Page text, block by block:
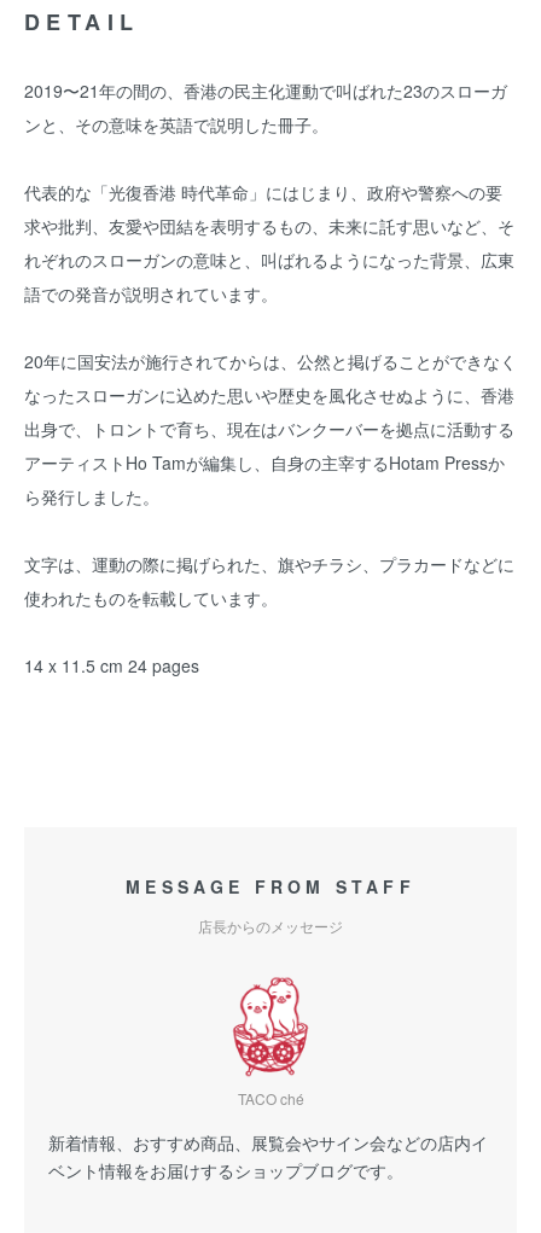
DETAIL
2019〜21年の間の、香港の民主化運動で叫ばれた23のスローガ
ンと、その意味を英語で説明した冊子。
代表的な「光復香港 時代革命」にはじまり、政府や警察への要
求や批判、友愛や団結を表明するもの、未来に託す思いなど、そ
れぞれのスローガンの意味と、叫ばれるようになった背景、広東
語での発音が説明されています。
20年に国安法が施行されてからは、公然と掲げることができなく
なったスローガンに込めた思いや歴史を風化させぬように、香港
出身で、トロントで育ち、現在はバンクーバーを拠点に活動する
アーティストHo Tamが編集し、自身の主宰するHotam Pressか
ら発行しました。
文字は、運動の際に掲げられた、旗やチラシ、プラカードなどに
使われたものを転載しています。
14 x 11.5 cm 24 pages
MESSAGE FROM STAFF
店長からのメッセージ
TACO ché
新着情報、おすすめ商品、展覧会やサイン会などの店内イ
ベント情報をお届けするショップブログです。